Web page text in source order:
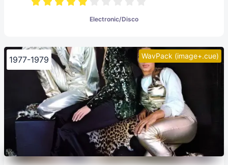
Electronic/Disco
WavPack (image+.cue)
1977-1979